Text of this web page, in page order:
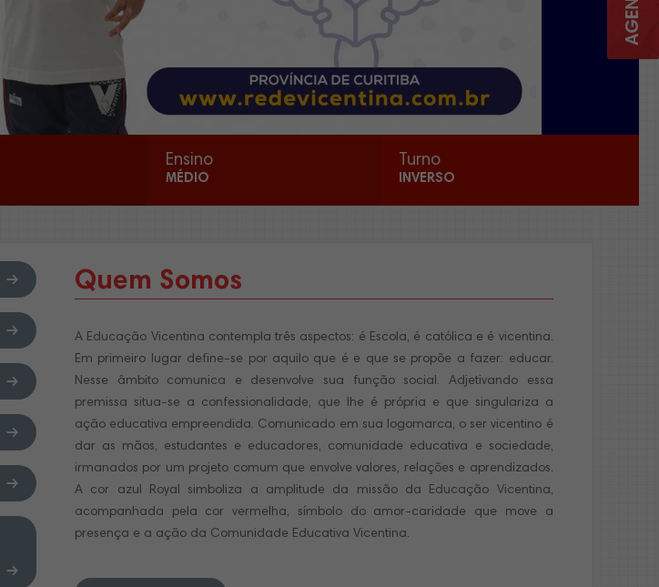
Ensino
MÉDIO
Turno
INVERSO
Quem Somos
A Educação Vicentina contempla três aspectos: é Escola, é católica e é vicentina.
Em primeiro lugar define-se por aquilo que é e que se propõe a fazer: educar.
Nesse âmbito comunica e desenvolve sua função social. Adjetivando essa
premissa situa-se a confessionalidade, que lhe é própria e que singulariza a
ação educativa empreendida. Comunicado em sua logomarca, o ser vicentino é
dar as mãos, estudantes e educadores, comunidade educativa e sociedade,
irmanados por um projeto comum que envolve valores, relações e aprendizados.
A cor azul Royal simboliza a amplitude da missão da Educação Vicentina,
acompanhada pela cor vermelha, símbolo do amor-caridade que move a
presença e a ação da Comunidade Educativa Vicentina.